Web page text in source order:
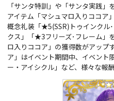
「サンタ特訓」や「サンタ実践
アイテム「マシュマロ入りココア
概念礼装「★5(SSR)トゥインクル
クス」「★3フリーズ･フレーム」
ロ入りココア」の獲得数がアップ
ア」はイベント期間中、イベント
ー・アイシクル」など、様々な報